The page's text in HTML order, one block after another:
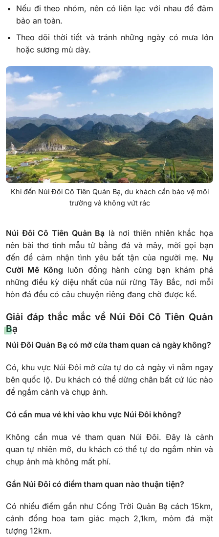
Nếu đi theo nhóm, nên có liên lạc với nhau để đảm
bảo an toàn.
Theo dõi thời tiết và tránh những ngày có mưa lớn
hoặc sương mù dày.
Khi đến Núi Đôi Cô Tiên Quản Bạ, du khách cần bảo vệ môi
trường và không vứt rác
Núi Đôi Cô Tiên Quản Bạ là nơi thiên nhiên khắc họa
nên bài thơ tình mẫu tử bằng đá và mây, mời gọi bạn
đến để cảm nhận tình yêu bất tận của người mẹ. Nụ
Cười Mê Kông luôn đồng hành cùng bạn khám phá
những điều kỳ diệu nhất của núi rừng Tây Bắc, nơi mỗi
hòn đá đều có câu chuyện riêng đang chờ được kể.
Giải đáp thắc mắc về Núi Đôi Cô Tiên Quản
Bạ
Núi Đôi Quản Bạ có mở cửa tham quan cả ngày không?
Có, khu vực Núi Đôi mở cửa tự do cả ngày vì nằm ngay
bên quốc lộ. Du khách có thể dừng chân bất cứ lúc nào
để ngắm cảnh và chụp ảnh.
Có cần mua vé khi vào khu vực Núi Đôi không?
Không cần mua vé tham quan Núi Đôi. Đây là cảnh
quan tự nhiên mở, du khách có thể tự do ngắm nhìn và
chụp ảnh mà không mất phí.
Gần Núi Đôi có điểm tham quan nào thuận tiện?
Có nhiều điểm gần như Cổng Trời Quản Bạ cách 15km,
cánh đồng hoa tam giác mạch 2,1km, mỏm đá mặt
tượng 12km.